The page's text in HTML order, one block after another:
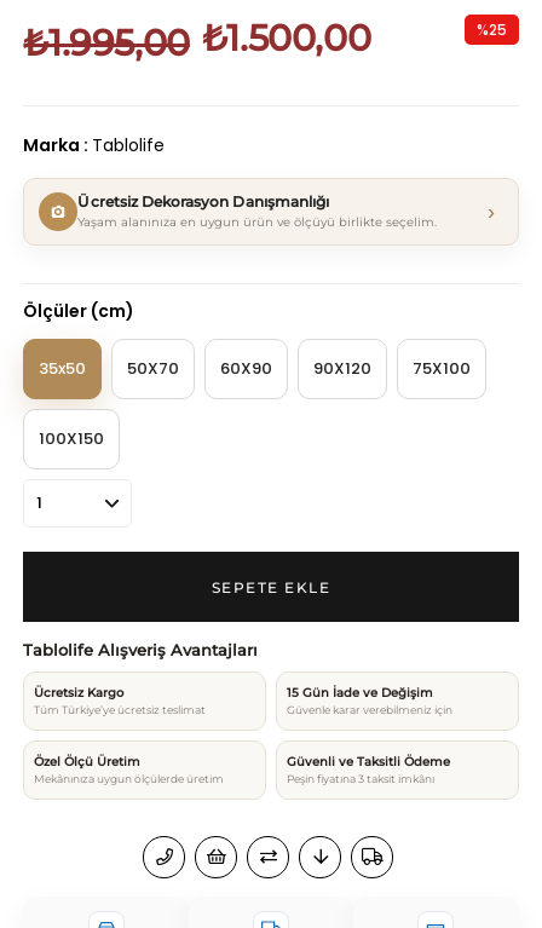
₺1.995,00 ₺1.500,00 %25
Marka : Tablolife
Ücretsiz Dekorasyon Danışmanlığı
Yaşam alanınıza en uygun ürün ve ölçüyü birlikte seçelim. ›
Ölçüler (cm)
35x50 50X70 60X90 90X120 75X100
100X150
Tablolife Alışveriş Avantajları
Ücretsiz Kargo
Tüm Türkiye’ye ücretsiz teslimat
15 Gün İade ve Değişim
Güvenle karar verebilmeniz için
Özel Ölçü Üretim
Mekânınıza uygun ölçülerde üretim
Güvenli ve Taksitli Ödeme
Peşin fiyatına 3 taksit imkânı